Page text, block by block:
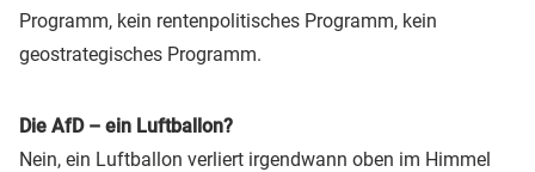
Programm, kein rentenpolitisches Programm, kein
geostrategisches Programm.
Die AfD – ein Luftballon?
Nein, ein Luftballon verliert irgendwann oben im Himmel